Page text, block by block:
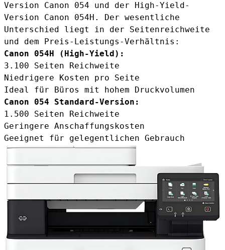
Version Canon 054 und der High-Yield-
Version Canon 054H. Der wesentliche
Unterschied liegt in der Seitenreichweite
und dem Preis-Leistungs-Verhältnis:
Canon 054H (High-Yield):
3.100 Seiten Reichweite
Niedrigere Kosten pro Seite
Ideal für Büros mit hohem Druckvolumen
Canon 054 Standard-Version :
1.500 Seiten Reichweite
Geringere Anschaffungskosten
Geeignet für gelegentlichen Gebrauch